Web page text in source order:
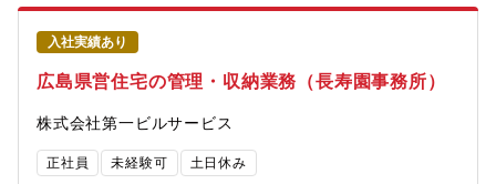
理：フレックスタイム始業・就業：7時～20時の中で自由に選べま
す所定労働時間：1日8時間×清算期間中の労働日数労働時間の清算
期間は毎月１日から末日までの1か月とし、清算期間で超過した時
間を時間外労働とします。【募集背景】「天神ビッグバン」「博
多コネクティッド」など、再開発プロジェクトとして新しく竣工
を迎える物件等、管理物件の増加に伴い、中途社員を募集してお
ります。
入社実績あり
広島県営住宅の管理・収納業務（長寿園事務所）
株式会社第一ビルサービス
正社員 未経験可 土日休み